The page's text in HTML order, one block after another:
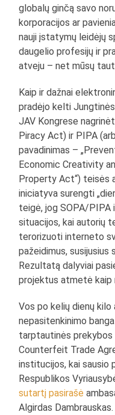
globalų ginčą savo
korporacijos ar
nauji įstatymų leidėjų
daugelio profesijų ir
atveju – net mūsų
Kaip ir dažnai
pradėjo kelti
JAV Kongrese
Piracy Act) ir PIPA
pavadinimas –
Economic Creativity
Property Act“) teisės
iniciatyva surengti
teigė, jog SOPA/PIPA
situacijos, kai autorių
terorizuoti interneto
pažeidimus, susijusius
Rezultatą dalyviai
projektus atmetė kaip
Vos po kelių dienų
nepasitenkinimo
tarptautinės
Counterfeit Trade
institucijos, kai sausio
Respublikos
sutartį pasirašė
Algirdas